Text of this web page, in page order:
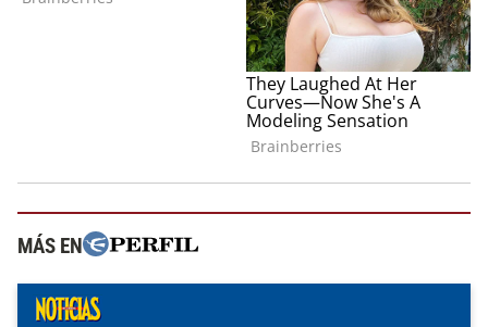
MÁS EN